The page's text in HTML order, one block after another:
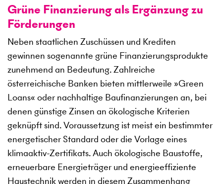
Grüne Finanzierung als Ergänzung zu
Förderungen
Neben staatlichen Zuschüssen und Krediten
gewinnen sogenannte grüne Finanzierungsprodukte
zunehmend an Bedeutung. Zahlreiche
österreichische Banken bieten mittlerweile »Green
Loans« oder nachhaltige Baufinanzierungen an, bei
denen günstige Zinsen an ökologische Kriterien
geknüpft sind. Voraussetzung ist meist ein bestimmter
energetischer Standard oder die Vorlage eines
klimaaktiv-Zertifikats. Auch ökologische Baustoffe,
erneuerbare Energieträger und energieeffiziente
Haustechnik werden in diesem Zusammenhang